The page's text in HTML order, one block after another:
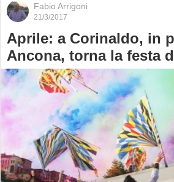
Fabio Arrigoni
21/3/2017
Aprile: a Corinaldo, in
Ancona, torna la festa